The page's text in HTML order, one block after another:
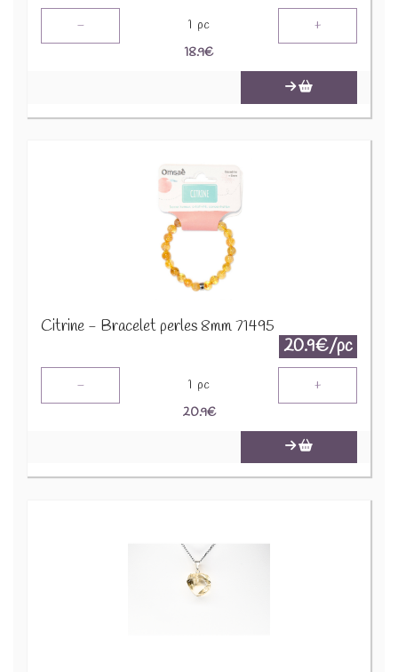
- 1 pc +
18.9€
Citrine - Bracelet perles 8mm 71495
20.9€/pc
- 1 pc +
20.9€